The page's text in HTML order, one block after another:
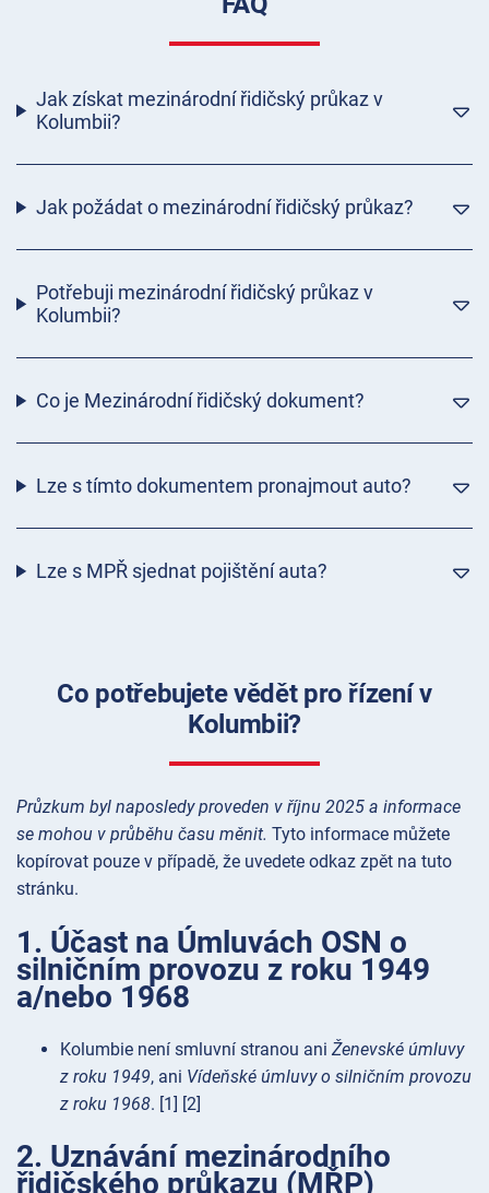
Jak získat mezinárodní řidičský průkaz v
Kolumbii?
Jak požádat o mezinárodní řidičský průkaz?
Potřebuji mezinárodní řidičský průkaz v
Kolumbii?
Co je Mezinárodní řidičský dokument?
Lze s tímto dokumentem pronajmout auto?
Lze s MPŘ sjednat pojištění auta?
Co potřebujete vědět pro řízení v
Kolumbii?
Průzkum byl naposledy proveden v říjnu 2025 a informace
se mohou v průběhu času měnit. Tyto informace můžete
kopírovat pouze v případě, že uvedete odkaz zpět na tuto
stránku.
1. Účast na Úmluvách OSN o
silničním provozu z roku 1949
a/nebo 1968
Kolumbie není smluvní stranou ani Ženevské úmluvy
z roku 1949, ani Vídeňské úmluvy o silničním provozu
z roku 1968. [1] [2]
2. Uznávání mezinárodního
řidičského průkazu (MŘP)